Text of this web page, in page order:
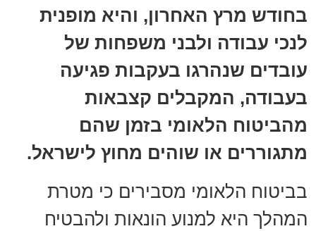
בחודש מרץ האחרון, והיא מופנית
לנכי עבודה ולבני משפחות של
עובדים שנהרגו בעקבות פגיעה
בעבודה, המקבלים קצבאות
מהביטוח הלאומי בזמן שהם
מתגוררים או שוהים מחוץ לישראל.
בביטוח הלאומי מסבירים כי מטרת
המהלך היא למנוע הונאות ולהבטיח